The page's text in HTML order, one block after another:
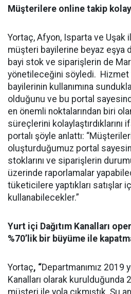
Müşterilere online takip
Yortaç, Afyon, Isparta ve Uşak
müşteri bayilerine beyaz eşya
bayi stok ve siparişlerin de
yönetileceğini söyledi. Hizmet
bayilerinin kullanımına
olduğunu ve bu portal
en önemli noktalarından biri
süreçlerini kolaylaştırdıklarını
portalı şöyle anlattı:
oluşturduğumuz portal
stoklarını ve siparişlerin
üzerinde raporlamalar
tüketicilere yaptıkları satışlar
kullanabilecekler.”
Yurt içi Dağıtım Kanalları
%70’ lik bir büyüme ile
Yortaç, “Departmanımız 2019
Kanalları olarak kurulduğunda